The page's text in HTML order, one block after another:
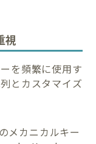
視
を頻繁に使用す
とカスタマイズ
メカニカルキー